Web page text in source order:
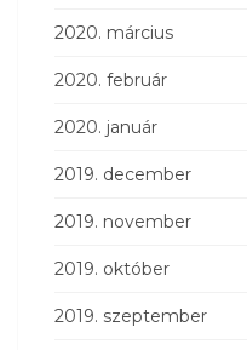
2020. március
2020. február
2020. január
2019. december
2019. november
2019. október
2019. szeptember